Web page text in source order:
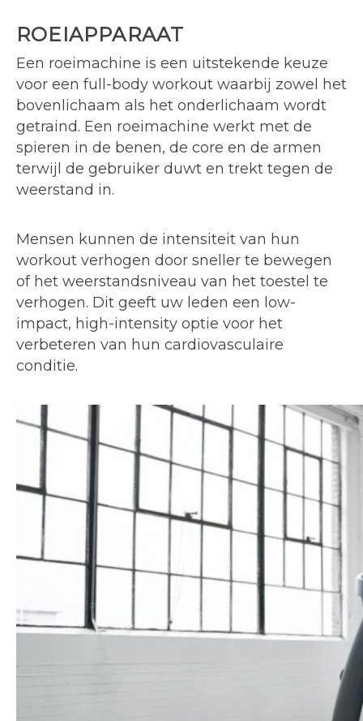
ROEIAPPARAAT
Een roeimachine is een uitstekende keuze
voor een full-body workout waarbij zowel het
bovenlichaam als het onderlichaam wordt
getraind. Een roeimachine werkt met de
spieren in de benen, de core en de armen
terwijl de gebruiker duwt en trekt tegen de
weerstand in.
Mensen kunnen de intensiteit van hun
workout verhogen door sneller te bewegen
of het weerstandsniveau van het toestel te
verhogen. Dit geeft uw leden een low-
impact, high-intensity optie voor het
verbeteren van hun cardiovasculaire
conditie.